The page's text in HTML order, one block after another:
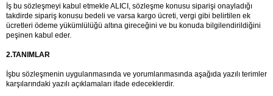
İş bu sözleşmeyi kabul etmekle ALICI, sözleşme konusu siparişi onayladığı
takdirde sipariş konusu bedeli ve varsa kargo ücreti, vergi gibi belirtilen ek
ücretleri ödeme yükümlülüğü altına gireceğini ve bu konuda bilgilendirildiğini
peşinen kabul eder.
2.TANIMLAR
İşbu sözleşmenin uygulanmasında ve yorumlanmasında aşağıda yazılı terimler
karşılarındaki yazılı açıklamaları ifade edeceklerdir.